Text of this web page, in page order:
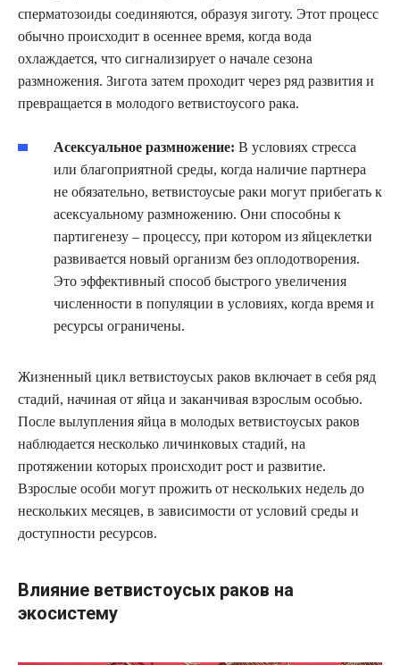
сперматозоиды соединяются, образуя зиготу. Этот процесс
обычно происходит в осеннее время, когда вода
охлаждается, что сигнализирует о начале сезона
размножения. Зигота затем проходит через ряд развития и
превращается в молодого ветвистоусого рака.
Асексуальное размножение: В условиях стресса
или благоприятной среды, когда наличие партнера
не обязательно, ветвистоусые раки могут прибегать к
асексуальному размножению. Они способны к
партигенезу – процессу, при котором из яйцеклетки
развивается новый организм без оплодотворения.
Это эффективный способ быстрого увеличения
численности в популяции в условиях, когда время и
ресурсы ограничены.
Жизненный цикл ветвистоусых раков включает в себя ряд
стадий, начиная от яйца и заканчивая взрослым особью.
После вылупления яйца в молодых ветвистоусых раков
наблюдается несколько личинковых стадий, на
протяжении которых происходит рост и развитие.
Взрослые особи могут прожить от нескольких недель до
нескольких месяцев, в зависимости от условий среды и
доступности ресурсов.
Влияние ветвистоусых раков на
экосистему